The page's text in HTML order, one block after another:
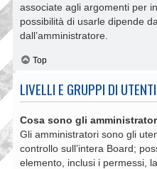
associate agli argomenti per
possibilità di usarle dipende
dall’amministratore.
Top
LIVELLI E GRUPPI DI UTENTI
Cosa sono gli
Gli amministratori sono gli
controllo sull’intera Board;
elemento, inclusi i permessi,